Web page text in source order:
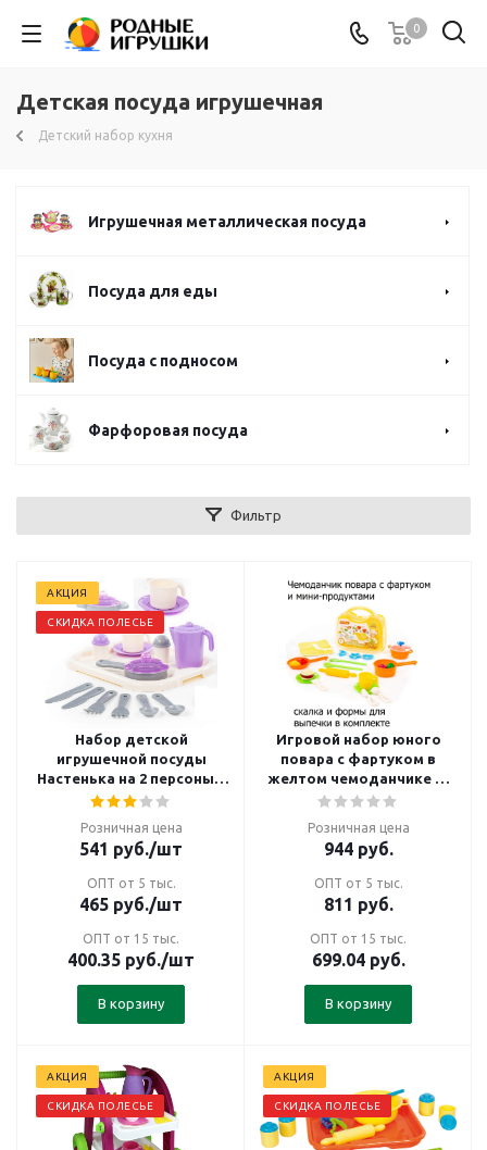
0
Детская посуда игрушечная
Детский набор кухня
Игрушечная металлическая посуда
Посуда для еды
Посуда с подносом
Фарфоровая посуда
Фильтр
АКЦИЯ
СКИДКА ПОЛЕСЬЕ
Набор детской
игрушечной посуды
Настенька на 2 персоны с
подносом
Розничная цена
541 руб./шт
ОПТ от 5 тыс.
465 руб./шт
ОПТ от 15 тыс.
400.35 руб./шт
В корзину
Игровой набор юного
повара с фартуком в
желтом чемоданчике 28
элементов
Розничная цена
944руб.
ОПТ от 5 тыс.
811 руб.
ОПТ от 15 тыс.
699.04руб.
В корзину
АКЦИЯ
СКИДКА ПОЛЕСЬЕ
АКЦИЯ
СКИДКА ПОЛЕСЬЕ